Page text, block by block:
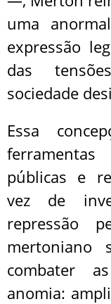
uma
expressão
das
sociedade
Essa
públicas e
vez de
repressão
mertoniano
combater
anomia: